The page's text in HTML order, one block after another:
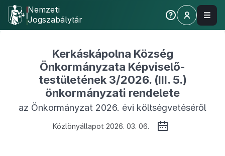
Nemzeti
Jogszabálytár
Kerkáskápolna Község
Önkormányzata Képviselő-
testületének 3/2026. (III. 5.)
önkormányzati rendelete
az Önkormányzat 2026. évi költségvetéséről
Közlönyállapot 2026. 03. 06.